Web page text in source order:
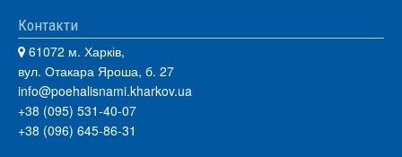
Контакти
61072 м. Харків,
вул. Отакара Яроша, б. 27
info@poehalisnami.kharkov.ua
+38 (095) 531-40-07
+38 (096) 645-86-31